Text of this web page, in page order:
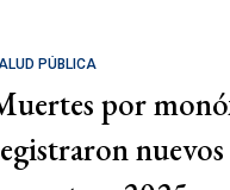
PÚBLICA
por